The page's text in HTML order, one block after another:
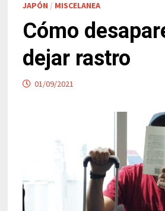
JAPÓN / MISCELANEA
Cómo
dejar rastro
01/09/2021